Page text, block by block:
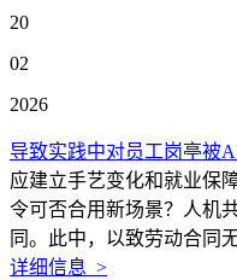
20
02
2026
导致实践中对员工岗亭被
应建立手艺变化和就业保
令可否合用新场景？人机
同。此中，以致劳动合同
详细信息 >